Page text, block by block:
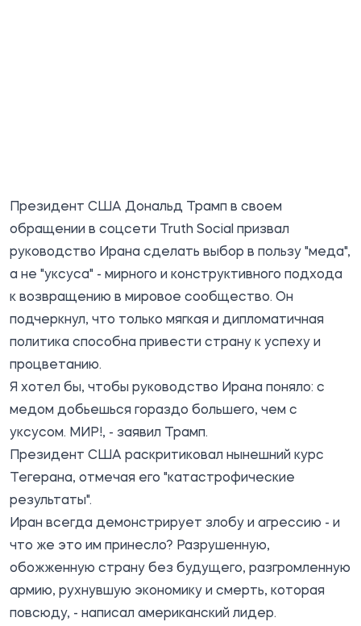
Президент США Дональд Трамп в своем
обращении в соцсети Truth Social призвал
руководство Ирана сделать выбор в пользу "меда",
а не "уксуса" - мирного и конструктивного подхода
к возвращению в мировое сообщество. Он
подчеркнул, что только мягкая и дипломатичная
политика способна привести страну к успеху и
процветанию.
Я хотел бы, чтобы руководство Ирана поняло: с
медом добьешься гораздо большего, чем с
уксусом. МИР!, - заявил Трамп.
Президент США раскритиковал нынешний курс
Тегерана, отмечая его "катастрофические
результаты".
Иран всегда демонстрирует злобу и агрессию - и
что же это им принесло? Разрушенную,
обожженную страну без будущего, разгромленную
армию, рухнувшую экономику и смерть, которая
повсюду, - написал американский лидер.